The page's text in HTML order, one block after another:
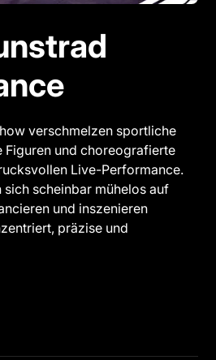
verschmelzen sportliche
Figuren und choreografierte
Live-Performance.
sich scheinbar mühelos auf
und inszenieren
präzise und